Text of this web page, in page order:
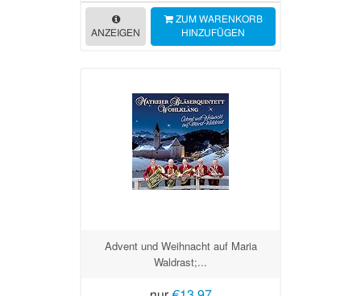
ANZEIGEN
ZUM WARENKORB
HINZUFÜGEN
Advent und Weihnacht auf Maria
Waldrast;...